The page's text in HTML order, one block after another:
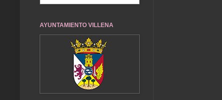
AYUNTAMIENTO VILLENA